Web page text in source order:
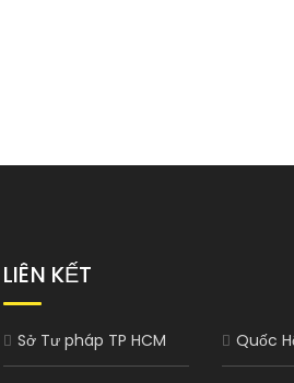
LIÊN KẾT
Sở Tư pháp TP HCM Quốc